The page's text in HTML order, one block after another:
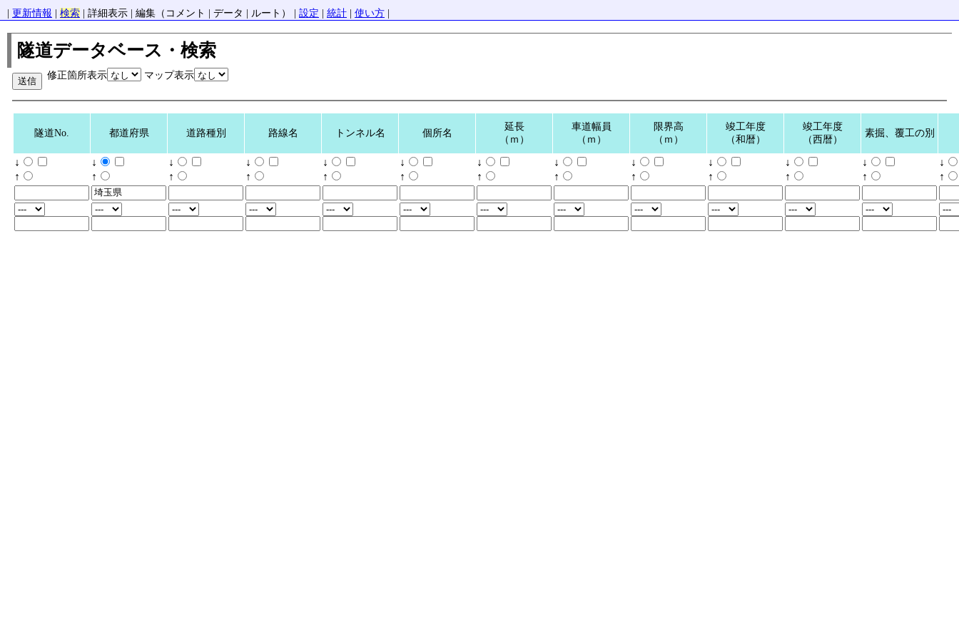
更新情報 検索 | 詳細表示 | 編集（コメント | データ | ルート） | 設定 統計 使い方
隧道データベース・検索
修正箇所表示 マップ表示
隧道No. 都道府県 道路種別 路線名 トンネル名 個所名
延長
（ｍ）
車道幅員
（ｍ）
限界高
（ｍ）
竣工年度
（和暦）
竣工年度
（西暦）
素掘、覆工の別
↓
↑
↓
↑
↓
↑
↓
↑
↓
↑
↓
↑
↓
↑
↓
↑
↓
↑
↓
↑
↓
↑
↓
↑
↓
↑